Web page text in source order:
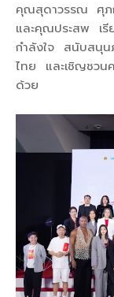
คุณสุดาวรรณ​ ศุภกิ
และคุณประสพ เรี
กำลังใจ สนับสนุน
ไทย และเชิญชวน
ด้วย